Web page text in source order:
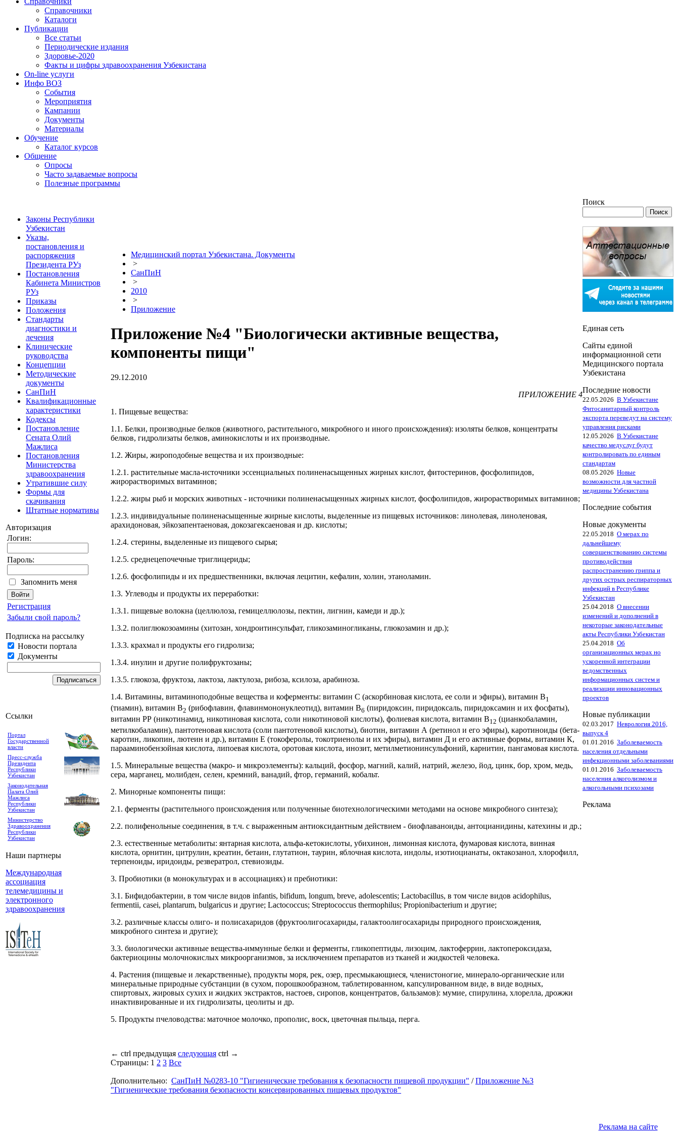
Справочники
Каталоги
Публикации
Все статьи
Периодические издания
Здоровье-2020
Факты и цифры здравоохранения Узбекистана
On-line услуги
Инфо ВОЗ
События
Мероприятия
Кампании
Документы
Материалы
Обучение
Каталог курсов
Общение
Опросы
Часто задаваемые вопросы
Полезные программы
Законы Республики
Узбекистан
Указы,
постановления и
распоряжения
Президента РУз
Постановления
Кабинета Министров
РУз
Приказы
Положения
Стандарты
диагностики и
лечения
Клинические
руководства
Концепции
Методические
документы
СанПиН
Квалификационные
характеристики
Кодексы
Постановление
Сената Олий
Мажлиса
Постановления
Министерства
здравоохранения
Утратившие силу
Формы для
скачивания
Штатные нормативы
Авторизация
Логин:
Пароль:
Запомнить меня
Регистрация
Забыли свой пароль?
Подписка на рассылку
Новости портала
Документы
Ссылки
Портал
Государственной
власти
Пресс-служба
Президента
Республики
Узбекистан
Законодательная
Палата Олий
Мажлиса
Республики
Узбекистан
Министерство
Здравоохранения
Республики
Узбекистан
Наши партнеры
Международная
ассоциация
телемедицины и
электронного
здравоохранения
Медицинский портал Узбекистана. Документы
>
СанПиН
>
2010
>
Приложение
Приложение №4 "Биологически активные вещества,
компоненты пищи"
29.12.2010
ПРИЛОЖЕНИЕ 4
1. Пищевые вещества:
1.1. Белки, производные белков (животного, растительного, микробного и иного происхождения): изоляты белков, концентраты
белков, гидролизаты белков, аминокислоты и их производные.
1.2. Жиры, жироподобные вещества и их производные:
1.2.1. растительные масла-источники эссенциальных полиненасыщенных жирных кислот, фитостеринов, фосфолипидов,
жирорастворимых витаминов;
1.2.2. жиры рыб и морских животных - источники полиненасыщенных жирных кислот, фосфолипидов, жирорастворимых витаминов;
1.2.3. индивидуальные полиненасыщенные жирные кислоты, выделенные из пищевых источников: линолевая, линоленовая,
арахидоновая, эйкозапентаеновая, докозагексаеновая и др. кислоты;
1.2.4. стерины, выделенные из пищевого сырья;
1.2.5. среднецепочечные триглицериды;
1.2.6. фосфолипиды и их предшественники, включая лецитин, кефалин, холин, этаноламин.
1.3. Углеводы и продукты их переработки:
1.3.1. пищевые волокна (целлюлоза, гемицеллюлозы, пектин, лигнин, камеди и др.);
1.3.2. полиглюкозоамины (хитозан, хондроитинсульфат, гликозаминогликаны, глюкозамин и др.);
1.3.3. крахмал и продукты его гидролиза;
1.3.4. инулин и другие полифруктозаны;
1.3.5. глюкоза, фруктоза, лактоза, лактулоза, рибоза, ксилоза, арабиноза.
1.4. Витамины, витаминоподобные вещества и коферменты: витамин С (аскорбиновая кислота, ее соли и эфиры), витамин B1
(тиамин), витамин В2 (рибофлавин, флавинмононуклеотид), витамин В6 (пиридоксин, пиридоксаль, пиридоксамин и их фосфаты),
витамин РР (никотинамид, никотиновая кислота, соли никотиновой кислоты), фолиевая кислота, витамин B12 (цианкобаламин,
метилкобаламин), пантотеновая кислота (соли пантотеновой кислоты), биотин, витамин А (ретинол и его эфиры), каротиноиды (бета-
каротин, ликопин, лютеин и др.), витамин Е (токоферолы, токотриенолы и их эфиры), витамин Д и его активные формы, витамин К,
парааминобензойная кислота, липоевая кислота, оротовая кислота, инозит, метилметионинсульфоний, карнитин, пангамовая кислота.
1.5. Минеральные вещества (макро- и микроэлементы): кальций, фосфор, магний, калий, натрий, железо, йод, цинк, бор, хром, медь,
сера, марганец, молибден, селен, кремний, ванадий, фтор, германий, кобальт.
2. Минорные компоненты пищи:
2.1. ферменты (растительного происхождения или полученные биотехнологическими методами на основе микробного синтеза);
2.2. полифенольные соединения, в т.ч. с выраженным антиоксидантным действием - биофлаваноиды, антоцианидины, катехины и др.;
2.3. естественные метаболиты: янтарная кислота, альфа-кетокислоты, убихинон, лимонная кислота, фумаровая кислота, винная
кислота, орнитин, цитрулин, креатин, бетаин, глутатион, таурин, яблочная кислота, индолы, изотиоцианаты, октакозанол, хлорофилл,
терпеноиды, иридоиды, резвератрол, стевиозиды.
3. Пробиотики (в монокультурах и в ассоциациях) и пребиотики:
3.1. Бифидобактерии, в том числе видов infantis, bifidum, longum, breve, adolescentis; Lactobacillus, в том числе видов acidophilus,
fermentii, casei, plantarum, bulgaricus и другие; Lactococcus; Streptococcus thermophilus; Propionibacterium и другие;
3.2. различные классы олиго- и полисахаридов (фруктоолигосахариды, галактоолигосахариды природного происхождения,
микробного синтеза и другие);
3.3. биологически активные вещества-иммунные белки и ферменты, гликопептиды, лизоцим, лактоферрин, лактопероксидаза,
бактериоцины молочнокислых микроорганизмов, за исключением препаратов из тканей и жидкостей человека.
4. Растения (пищевые и лекарственные), продукты моря, рек, озер, пресмыкающиеся, членистоногие, минерало-органические или
минеральные природные субстанции (в сухом, порошкообразном, таблетированном, капсулированном виде, в виде водных,
спиртовых, жировых сухих и жидких экстрактов, настоев, сиропов, концентратов, бальзамов): мумие, спирулина, хлорелла, дрожжи
инактивированные и их гидролизаты, цеолиты и др.
5. Продукты пчеловодства: маточное молочко, прополис, воск, цветочная пыльца, перга.
← ctrl предыдущая следующая ctrl →
Страницы: 1 2 3 Все
Дополнительно: СанПиН №0283-10 "Гигиенические требования к безопасности пищевой продукции" /Приложение №3
"Гигиенические требования безопасности консервированных пищевых продуктов"
Поиск
Единая сеть
Сайты единой
информационной сети
Медицинского портала
Узбекистана
Последние новости
22.05.2026 В Узбекистане
Фитосанитарный контроль
экспорта переведут на систему
управления рисками
12.05.2026 В Узбекистане
качество медуслуг будут
контролировать по единым
стандартам
08.05.2026 Новые
возможности для частной
медицины Узбекистана
Последние события
Новые документы
22.05.2018 О мерах по
дальнейшему
совершенствованию системы
противодействия
распространению гриппа и
других острых респираторных
инфекций в Республике
Узбекистан
25.04.2018 О внесении
изменений и дополнений в
некоторые законодательные
акты Республики Узбекистан
25.04.2018 Об
организационных мерах но
ускоренной интеграции
ведомственных
информационных систем и
реализации инновационных
проектов
Новые публикации
02.03.2017 Неврология 2016,
выпуск 4
01.01.2016 Заболеваемость
населения отдельными
инфекционными заболеваниями
01.01.2016 Заболеваемость
населения алкоголизмом и
алкогольными психозами
Реклама
Реклама на сайте